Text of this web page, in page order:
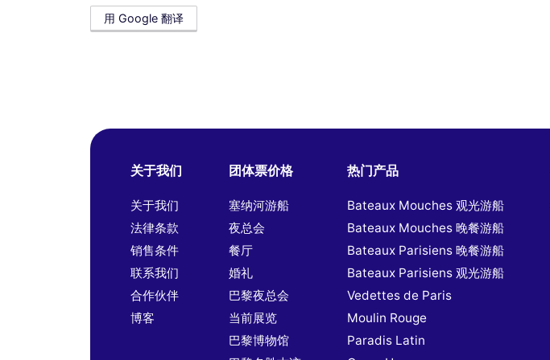
用 Google 翻译
关于我们
关于我们
法律条款
销售条件
联系我们
合作伙伴
博客
团体票价格
塞纳河游船
夜总会
餐厅
婚礼
巴黎夜总会
当前展览
巴黎博物馆
热门产品
Bateaux Mouches 观光游船
Bateaux Mouches 晚餐游船
Bateaux Parisiens 晚餐游船
Bateaux Parisiens 观光游船
Vedettes de Paris
Moulin Rouge
Paradis Latin